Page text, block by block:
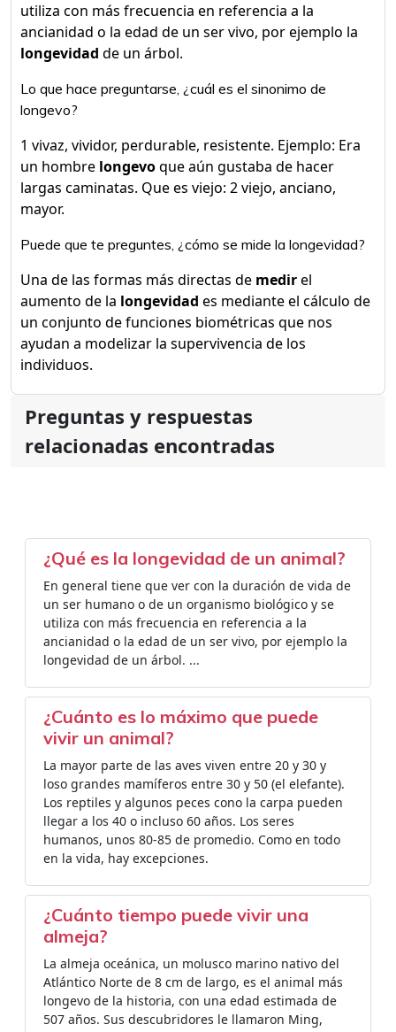
utiliza con más frecuencia en referencia a la
ancianidad o la edad de un ser vivo, por ejemplo la
longevidad de un árbol.
Lo que hace preguntarse, ¿cuál es el sinonimo de
longevo?
1 vivaz, vividor, perdurable, resistente. Ejemplo: Era
un hombre longevoque aún gustaba de hacer
largas caminatas. Que es viejo: 2 viejo, anciano,
mayor.
Puede que te preguntes, ¿cómo se mide la longevidad?
Una de las formas más directas de medirel
aumento de la longevidad es mediante el cálculo de
un conjunto de funciones biométricas que nos
ayudan a modelizar la supervivencia de los
individuos.
Preguntas y respuestas
relacionadas encontradas
¿Qué es la longevidad de un animal?
En general tiene que ver con la duración de vida de
un ser humano o de un organismo biológico y se
utiliza con más frecuencia en referencia a la
ancianidad o la edad de un ser vivo, por ejemplo la
longevidad de un árbol. ...
¿Cuánto es lo máximo que puede
vivir un animal?
La mayor parte de las aves viven entre 20 y 30 y
loso grandes mamíferos entre 30 y 50 (el elefante).
Los reptiles y algunos peces cono la carpa pueden
llegar a los 40 o incluso 60 años. Los seres
humanos, unos 80-85 de promedio. Como en todo
en la vida, hay excepciones.
¿Cuánto tiempo puede vivir una
almeja?
La almeja oceánica, un molusco marino nativo del
Atlántico Norte de 8 cm de largo, es el animal más
longevo de la historia, con una edad estimada de
507 años. Sus descubridores le llamaron Ming,